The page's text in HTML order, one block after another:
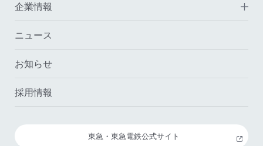
企業情報
ニュース
お知らせ
採用情報
東急・東急電鉄公式サイト